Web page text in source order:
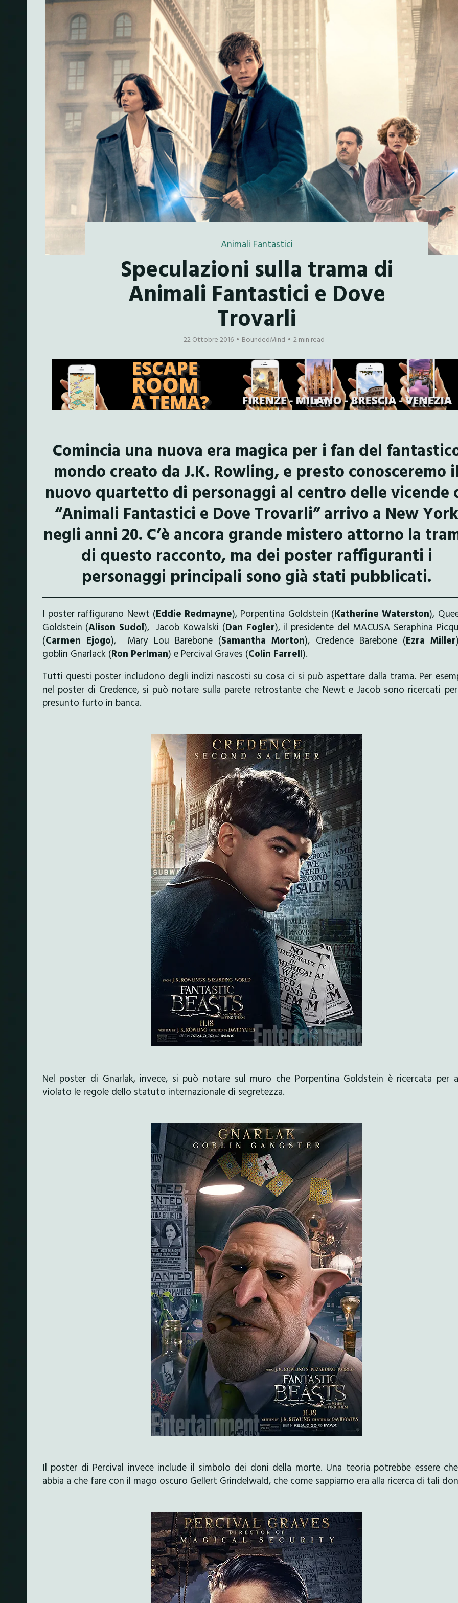
Animali Fantastici
Speculazioni sulla trama di
Animali Fantastici e Dove
Trovarli
22 Ottobre 2016 BoundedMind 2 min read
Comincia una nuova era magica per i fan del
mondo creato da J.K. Rowling, e presto conosceremo
nuovo quartetto di personaggi al centro delle vicende
“Animali Fantastici e Dove Trovarli” arrivo a New
negli anni 20. C’è ancora grande mistero attorno la
di questo racconto, ma dei poster raffiguranti i
personaggi principali sono già stati pubblicati.
I poster raffigurano Newt (Eddie Redmayne), Porpentina Goldstein (Katherine Waterston),
Goldstein (Alison Sudol), Jacob Kowalski (Dan Fogler), il presidente del MACUSA Seraphina
(Carmen Ejogo), Mary Lou Barebone (Samantha Morton), Credence Barebone (Ezra Miller
goblin Gnarlack (Ron Perlman) e Percival Graves (Colin Farrell).
Tutti questi poster includono degli indizi nascosti su cosa ci si può aspettare dalla trama. Per
nel poster di Credence, si può notare sulla parete retrostante che Newt e Jacob sono ricercati
presunto furto in banca.
Nel poster di Gnarlak, invece, si può notare sul muro che Porpentina Goldstein è ricercata per
violato le regole dello statuto internazionale di segretezza.
Il poster di Percival invece include il simbolo dei doni della morte. Una teoria potrebbe essere
abbia a che fare con il mago oscuro Gellert Grindelwald, che come sappiamo era alla ricerca di tali